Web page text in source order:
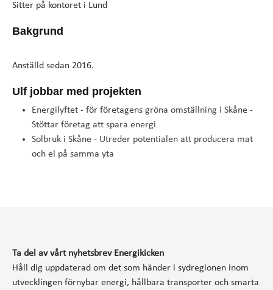
Sitter på kontoret i Lund
Bakgrund
Anställd sedan 2016.
Ulf jobbar med projekten
Energilyftet - för företagens gröna omställning i Skåne -
Stöttar företag att spara energi
Solbruk i Skåne - Utreder potentialen att producera mat
och el på samma yta
Ta del av vårt nyhetsbrev Energikicken
Håll dig uppdaterad om det som händer i sydregionen inom
utvecklingen förnybar energi, hållbara transporter och smarta